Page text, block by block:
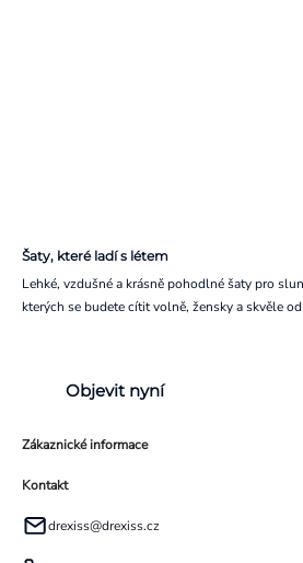
Šaty, které ladí s létem
Lehké, vzdušné a krásně pohodlné šaty pro
kterých se budete cítit volně, žensky a skvěle od
Objevit nyní
Zákaznické informace
Kontakt
drexiss@drexiss.cz